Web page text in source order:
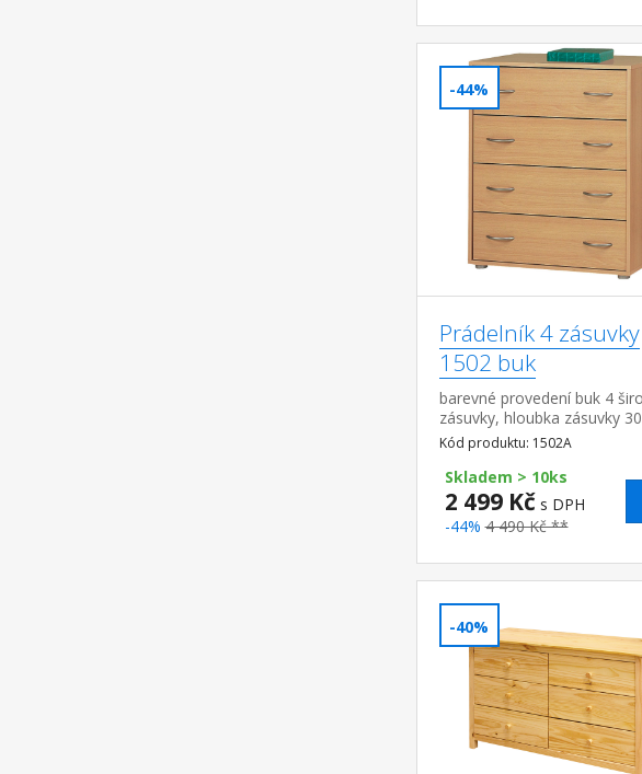
-44%
Prádelník 4 zásuvky
1502 buk
barevné provedení buk 4
zásuvky, hloubka zásuvky
Kód produktu: 1502A
Skladem > 10ks
2 499 Kč s DPH
-44% 4 490 Kč **
-40%